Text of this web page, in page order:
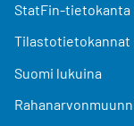
StatFin-tietokanta
Tilastotietokannat
Suomi lukuina